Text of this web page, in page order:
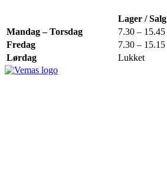
Lager / Salg
Mandag – Torsdag
7.30 – 15.45
Fredag
7.30 – 15.15
Lørdag
Lukket